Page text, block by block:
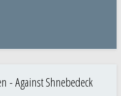
- Against Shnebedeck